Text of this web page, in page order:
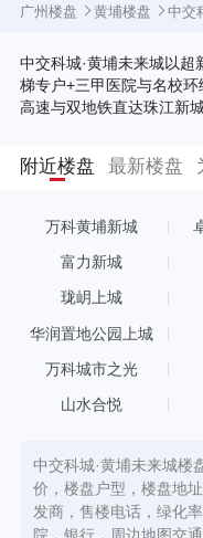
广州楼盘 黄埔楼盘 中交
中交科城·黄埔未来城以
梯专户+三甲医院与名校
高速与双地铁直达珠江新
价比彩蛋——市场变幻，
附近楼盘 最新楼盘
万科黄埔新城
富力新城
珑岄上城
华润置地公园上城
万科城市之光
山水合悦
中交科城·黄埔未来城楼
价，楼盘户型，楼盘地
发商，售楼电话，绿化